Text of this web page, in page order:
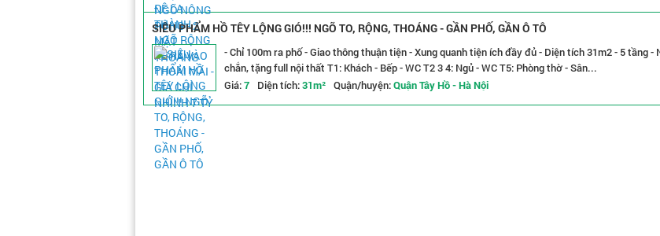
SIÊU PHẨM HỒ TÊY LỘNG GIÓ!!! NGÕ TO, RỘNG, THOÁNG - GẦN PHỐ, GẦN Ô TÔ
- Chỉ 100m ra phố - Giao thông thuận tiện - Xung quanh tiện ích đầy đủ - Diện tích 31m2 - 5 tầng -
chắn, tặng full nội thất T1: Khách - Bếp - WC T2 3 4: Ngủ - WC T5: Phòng thờ - Sân...
Giá:7 Diện tích:31m² Quận/huyện:Quận Tây Hồ - Hà Nội